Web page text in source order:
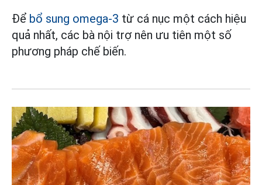
Để bổ sung omega-3 từ cá nục một cách hiệu
quả nhất, các bà nội trợ nên ưu tiên một số
phương pháp chế biến.